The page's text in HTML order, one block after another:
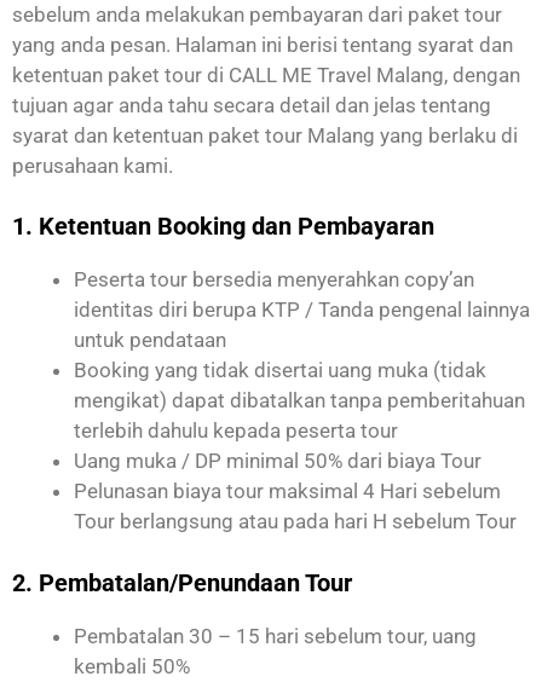
sebelum anda melakukan pembayaran dari paket tour
yang anda pesan. Halaman ini berisi tentang syarat dan
ketentuan paket tour di CALL ME Travel Malang, dengan
tujuan agar anda tahu secara detail dan jelas tentang
syarat dan ketentuan paket tour Malang yang berlaku di
perusahaan kami.
1. Ketentuan Booking dan Pembayaran
Peserta tour bersedia menyerahkan copy’an
identitas diri berupa KTP / Tanda pengenal lainnya
untuk pendataan
Booking yang tidak disertai uang muka (tidak
mengikat) dapat dibatalkan tanpa pemberitahuan
terlebih dahulu kepada peserta tour
Uang muka / DP minimal 50% dari biaya Tour
Pelunasan biaya tour maksimal 4 Hari sebelum
Tour berlangsung atau pada hari H sebelum Tour
2. Pembatalan/Penundaan Tour
Pembatalan 30 – 15 hari sebelum tour, uang
kembali 50%